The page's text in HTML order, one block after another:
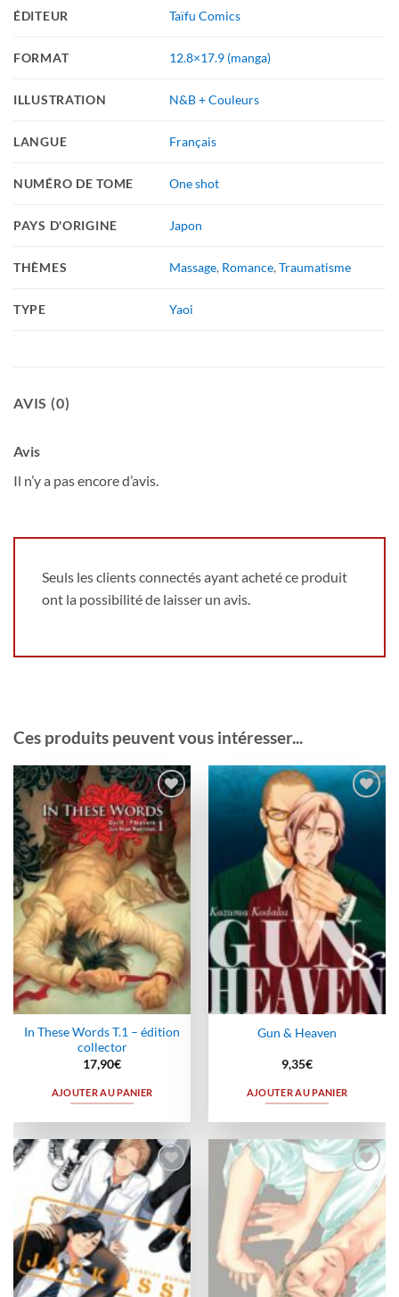
ÉDITEUR Taïfu Comics
FORMAT 12.8×17.9 (manga)
ILLUSTRATION N&B + Couleurs
LANGUE Français
NUMÉRO DE TOME One shot
PAYS D'ORIGINE Japon
THÈMES Massage, Romance,Traumatisme
TYPE Yaoi
AVIS (0)
Avis
Il n’y a pas encore d’avis.
Seuls les clients connectés ayant acheté ce produit
ont la possibilité de laisser un avis.
Ces produits peuvent vous intéresser...
Ajouter
à la
wishlist
In These Words T.1 – édition
collector
17,90€
AJOUTER AU PANIER
Ajouter
wishlist
Gun & Heaven
9,35€
AJOUTER AU PANIER
Ajouter
à la
wishlist
Ajouter
à la
wishlist